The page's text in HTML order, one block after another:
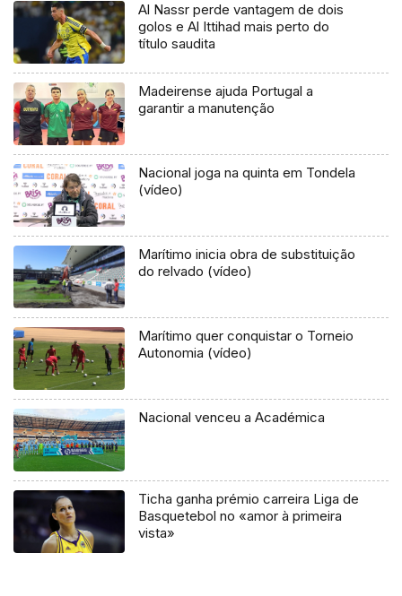
Al Nassr perde vantagem de dois
golos e Al Ittihad mais perto do
título saudita
Madeirense ajuda Portugal a
garantir a manutenção
Nacional joga na quinta em Tondela
(vídeo)
Marítimo inicia obra de substituição
do relvado (vídeo)
Marítimo quer conquistar o Torneio
Autonomia (vídeo)
Nacional venceu a Académica
Ticha ganha prémio carreira Liga de
Basquetebol no «amor à primeira
vista»